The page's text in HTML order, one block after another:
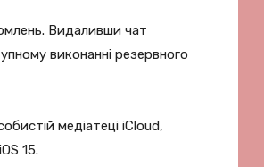
Видаливши чат
виконанні резервного
медіатеці iCloud,
15.